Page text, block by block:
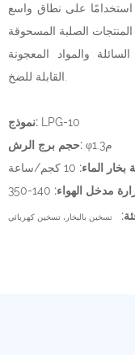
استخدامًا على نطاق واسع
المنتجات الصلبة المسحوقة
والمواد المعجونة
نموذج:
LPG-10
حجم برج الرش:
φم1.3
بخار الماء: 10 كجم/ساعة
مدخل الهواء: